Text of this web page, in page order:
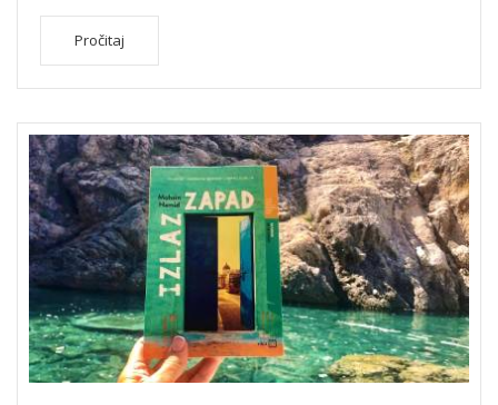
Pročitaj